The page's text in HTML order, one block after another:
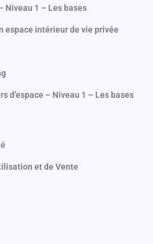
Niveau 1 – Les bases
espace intérieur de vie privée
d’espace – Niveau 1 – Les bases
et de Vente